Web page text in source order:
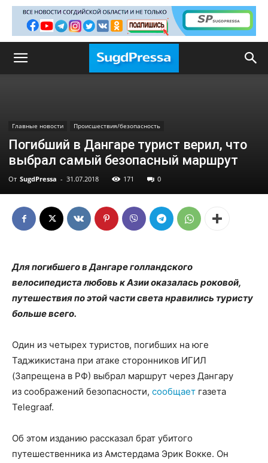
Главные новости Происшествия/безопасность
Погибший в Дангаре турист верил, что
выбрал самый безопасный маршрут
От SugdPressa - 31.07.2018 171 0
Для погибшего в Дангаре голландского
велосипедиста любовь к Азии оказалась роковой,
путешествия по этой части света нравились туристу
больше всего.
Один из четырех туристов, погибших на юге
Таджикистана при атаке сторонников ИГИЛ
(Запрещена в РФ) выбрал маршрут через Дангару
из соображений безопасности, сообщает газета
Telegraaf.
Об этом изданию рассказал брат убитого
путешественника из Амстердама Эрик Вокке. Он